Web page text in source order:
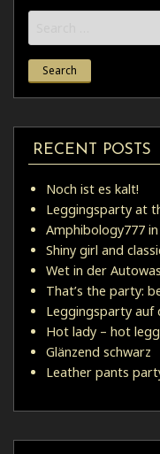
for:
RECENT POSTS
Noch ist es kalt!
Leggingsparty at
Amphibology777
Shiny girl and
Wet in der
That’s the party:
Leggingsparty auf
Hot lady – hot
Glänzend schwarz
Leather pants